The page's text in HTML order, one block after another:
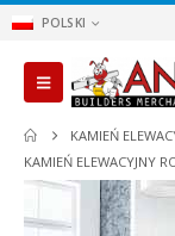
POLSKI
KAMIEŃ
KAMIEŃ ELEWACYJNY